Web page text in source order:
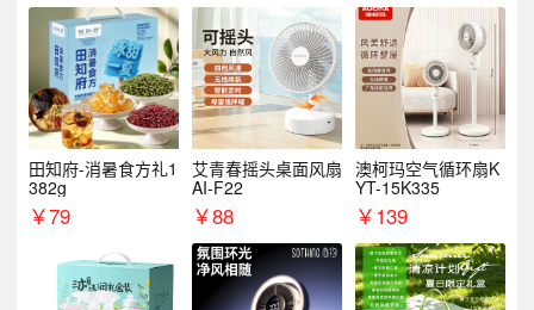
田知府-消暑食方礼1
382g
￥79
艾青春摇头桌面风扇
AI-F22
￥88
澳柯玛空气循环扇K
YT-15K335
￥139